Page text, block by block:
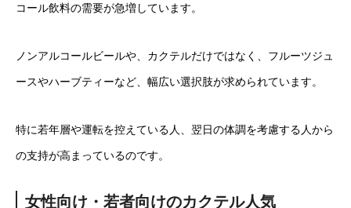
コール飲料の需要が急増しています。
ノンアルコールビールや、カクテルだけではなく、フルーツジュ
ースやハーブティーなど、幅広い選択肢が求められています。
特に若年層や運転を控えている人、翌日の体調を考慮する人から
の支持が高まっているのです。
女性向け・若者向けのカクテル人気